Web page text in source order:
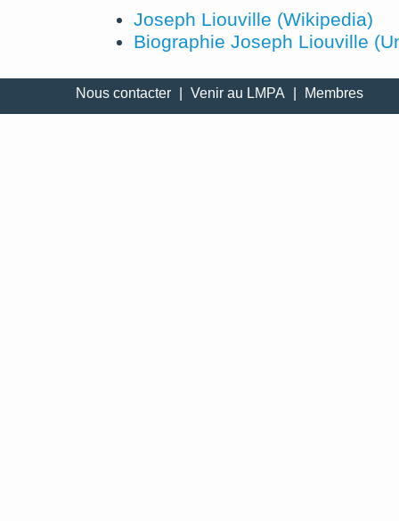
Joseph Liouville (Wikipedia)
Biographie Joseph Liouville
Nous contacter Venir au LMPA Membres